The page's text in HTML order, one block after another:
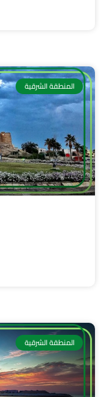
المنطقة الشرقية
المنطقة الشرقية